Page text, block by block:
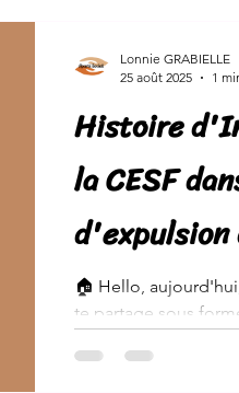
Histoire
la CESF
🏠 Hello,
te partage sous
Lonnie GRABIELLE
25 août 2025
1